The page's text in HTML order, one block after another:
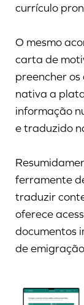
currículo
O mesmo
carta de
preencher os
nativa a
informação
e traduzido
ferramente
traduzir
oferece
documentos
de